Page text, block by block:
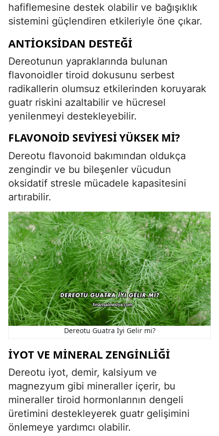
hafiflemesine destek olabilir ve bağışıklık
sistemini güçlendiren etkileriyle öne çıkar.
ANTIOKSIDAN DESTEĞI
Dereotunun yapraklarında bulunan
flavonoidler tiroid dokusunu serbest
radikallerin olumsuz etkilerinden koruyarak
guatr riskini azaltabilir ve hücresel
yenilenmeyi destekleyebilir.
FLAVONOID SEVIYESI YÜKSEK MI?
Dereotu flavonoid bakımından oldukça
zengindir ve bu bileşenler vücudun
oksidatif stresle mücadele kapasitesini
artırabilir.
Dereotu Guatra İyi Gelir mi?
İYOT VE MINERAL ZENGINLIĞI
Dereotu iyot, demir, kalsiyum ve
magnezyum gibi mineraller içerir, bu
mineraller tiroid hormonlarının dengeli
üretimini destekleyerek guatr gelişimini
önlemeye yardımcı olabilir.